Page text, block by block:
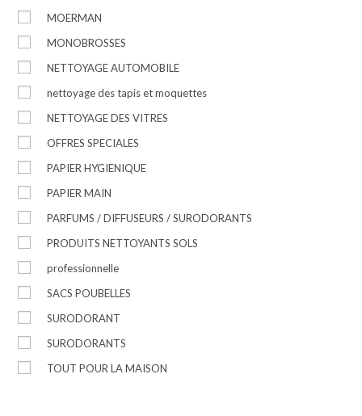
MOERMAN
MONOBROSSES
NETTOYAGE AUTOMOBILE
nettoyage des tapis et moquettes
NETTOYAGE DES VITRES
OFFRES SPECIALES
PAPIER HYGIENIQUE
PAPIER MAIN
PARFUMS / DIFFUSEURS / SURODORANTS
PRODUITS NETTOYANTS SOLS
professionnelle
SACS POUBELLES
SURODORANT
SURODORANTS
TOUT POUR LA MAISON